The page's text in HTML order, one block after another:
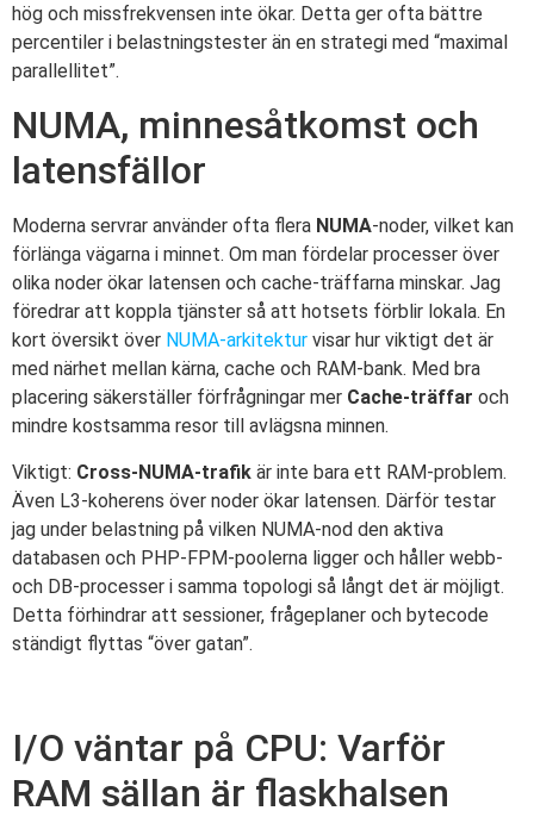
hög och missfrekvensen inte ökar. Detta ger ofta bättre
percentiler i belastningstester än en strategi med “maximal
parallellitet”.
NUMA, minnesåtkomst och
latensfällor
Moderna servrar använder ofta flera NUMA-noder, vilket kan
förlänga vägarna i minnet. Om man fördelar processer över
olika noder ökar latensen och cache-träffarna minskar. Jag
föredrar att koppla tjänster så att hotsets förblir lokala. En
kort översikt över NUMA-arkitektur visar hur viktigt det är
med närhet mellan kärna, cache och RAM-bank. Med bra
placering säkerställer förfrågningar mer Cache-träffar och
mindre kostsamma resor till avlägsna minnen.
Viktigt: Cross-NUMA-trafik är inte bara ett RAM-problem.
Även L3-koherens över noder ökar latensen. Därför testar
jag under belastning på vilken NUMA-nod den aktiva
databasen och PHP-FPM-poolerna ligger och håller webb-
och DB-processer i samma topologi så långt det är möjligt.
Detta förhindrar att sessioner, frågeplaner och bytecode
ständigt flyttas “över gatan”.
I/O väntar på CPU: Varför
RAM sällan är flaskhalsen